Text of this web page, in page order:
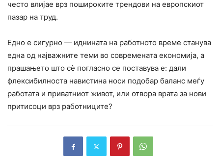
често влијае врз пошироките трендови на европскиот
пазар на труд.
Едно е сигурно — иднината на работното време станува
една од најважните теми во современата економија, а
прашањето што сè погласно се поставува е: дали
флексибилноста навистина носи подобар баланс меѓу
работата и приватниот живот, или отвора врата за нови
притисоци врз работниците?